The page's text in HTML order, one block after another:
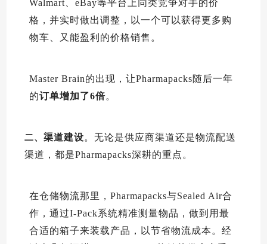
Walmart、eBay等平台上同类竞争对手的价
格，并实时做出调整，以一个可以获得更多购
物车、又能盈利的价格销售。
Master Brain的出现，让Pharmapacks随后一年
的订单增加了6倍。
二、渠道建设。无论是供应商渠道还是物流配送
渠道，都是Pharmapacks深耕的重点。
在仓储物流那里，Pharmapacks与Sealed Air合
作，通过I-Pack系统精准测量物品，做到用最
合适的箱子来装载产品，以节省物流成本。经